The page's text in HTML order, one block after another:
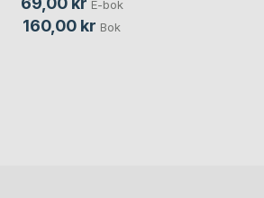
E-bok
160,00 kr Bok